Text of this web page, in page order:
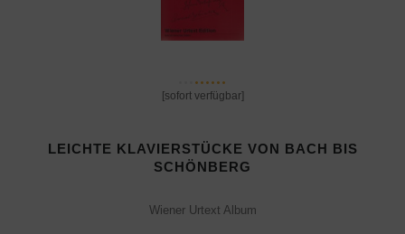
[sofort verfügbar]
LEICHTE KLAVIERSTÜCKE VON BACH BIS
SCHÖNBERG
Wiener Urtext Album